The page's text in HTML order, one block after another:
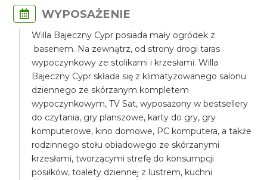
WYPOSAŻENIE
Willa Bajeczny Cypr posiada mały ogródek z
basenem. Na zewnątrz, od strony drogi taras
wypoczynkowy ze stolikami i krzesłami. Willa
Bajeczny Cypr składa się z klimatyzowanego salonu
dziennego ze skórzanym kompletem
wypoczynkowym, TV Sat, wyposażony w bestsellery
do czytania, gry planszowe, karty do gry, gry
komputerowe, kino domowe, PC komputera, a także
rodzinnego stołu obiadowego ze skórzanymi
krzesłami, tworzącymi strefę do konsumpcji
posiłków, toalety dziennej z lustrem, kuchni